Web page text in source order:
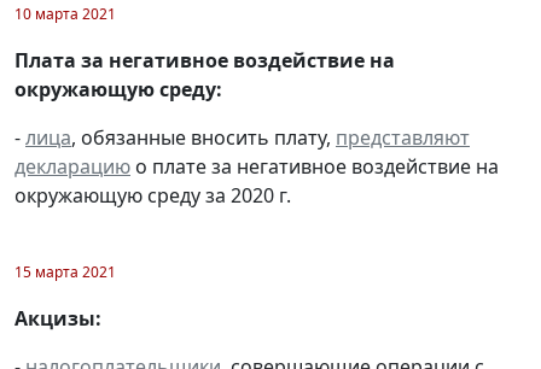
10 марта 2021
Плата за негативное воздействие на
окружающую среду:
-лица, обязанные вносить плату, представляют
декларацию о плате за негативное воздействие на
окружающую среду за 2020 г.
15 марта 2021
Акцизы: